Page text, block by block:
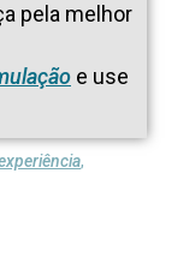
pela melhor
e use
,